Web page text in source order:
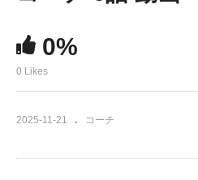
0%
0 Likes
2025-11-21 コーチ